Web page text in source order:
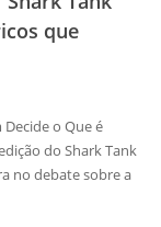
que
o Que é
do Shark Tank
no debate sobre a